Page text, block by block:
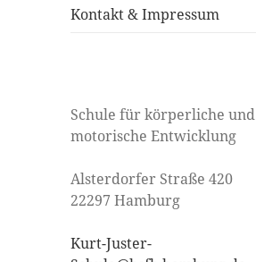
Kontakt & Impressum
Schule für körperliche und
motorische Entwicklung
Alsterdorfer Straße 420
22297 Hamburg
Kurt-Juster-